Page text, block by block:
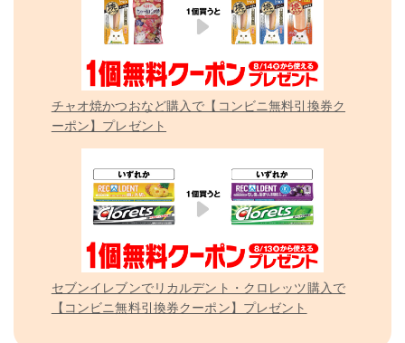
チャオ焼かつおなど購入で【コンビニ無料引換券ク
ーポン】プレゼント
セブンイレブンでリカルデント・クロレッツ購入で
【コンビニ無料引換券クーポン】プレゼント